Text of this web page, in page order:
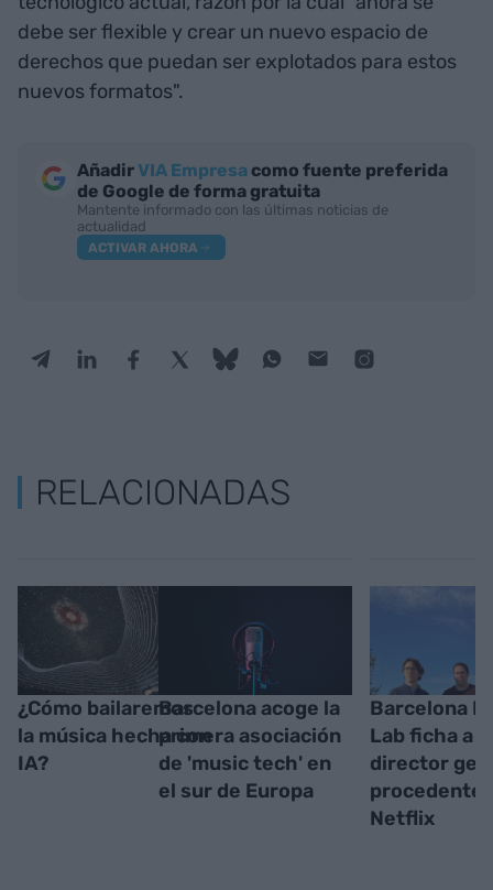
debe ser flexible y crear un nuevo espacio de
derechos que puedan ser explotados para estos
nuevos formatos".
AñadirVIA Empresa como fuente preferida
de Google de forma gratuita
Mantente informado con las últimas noticias de
actualidad
ACTIVAR AHORA
RELACIONADAS
¿Cómo bailaremos
la música hecha con
IA?
Barcelona acoge la
primera asociación
de 'music tech' en
el sur de Europa
Barcelona
Lab ficha a
director
procedente
Netflix